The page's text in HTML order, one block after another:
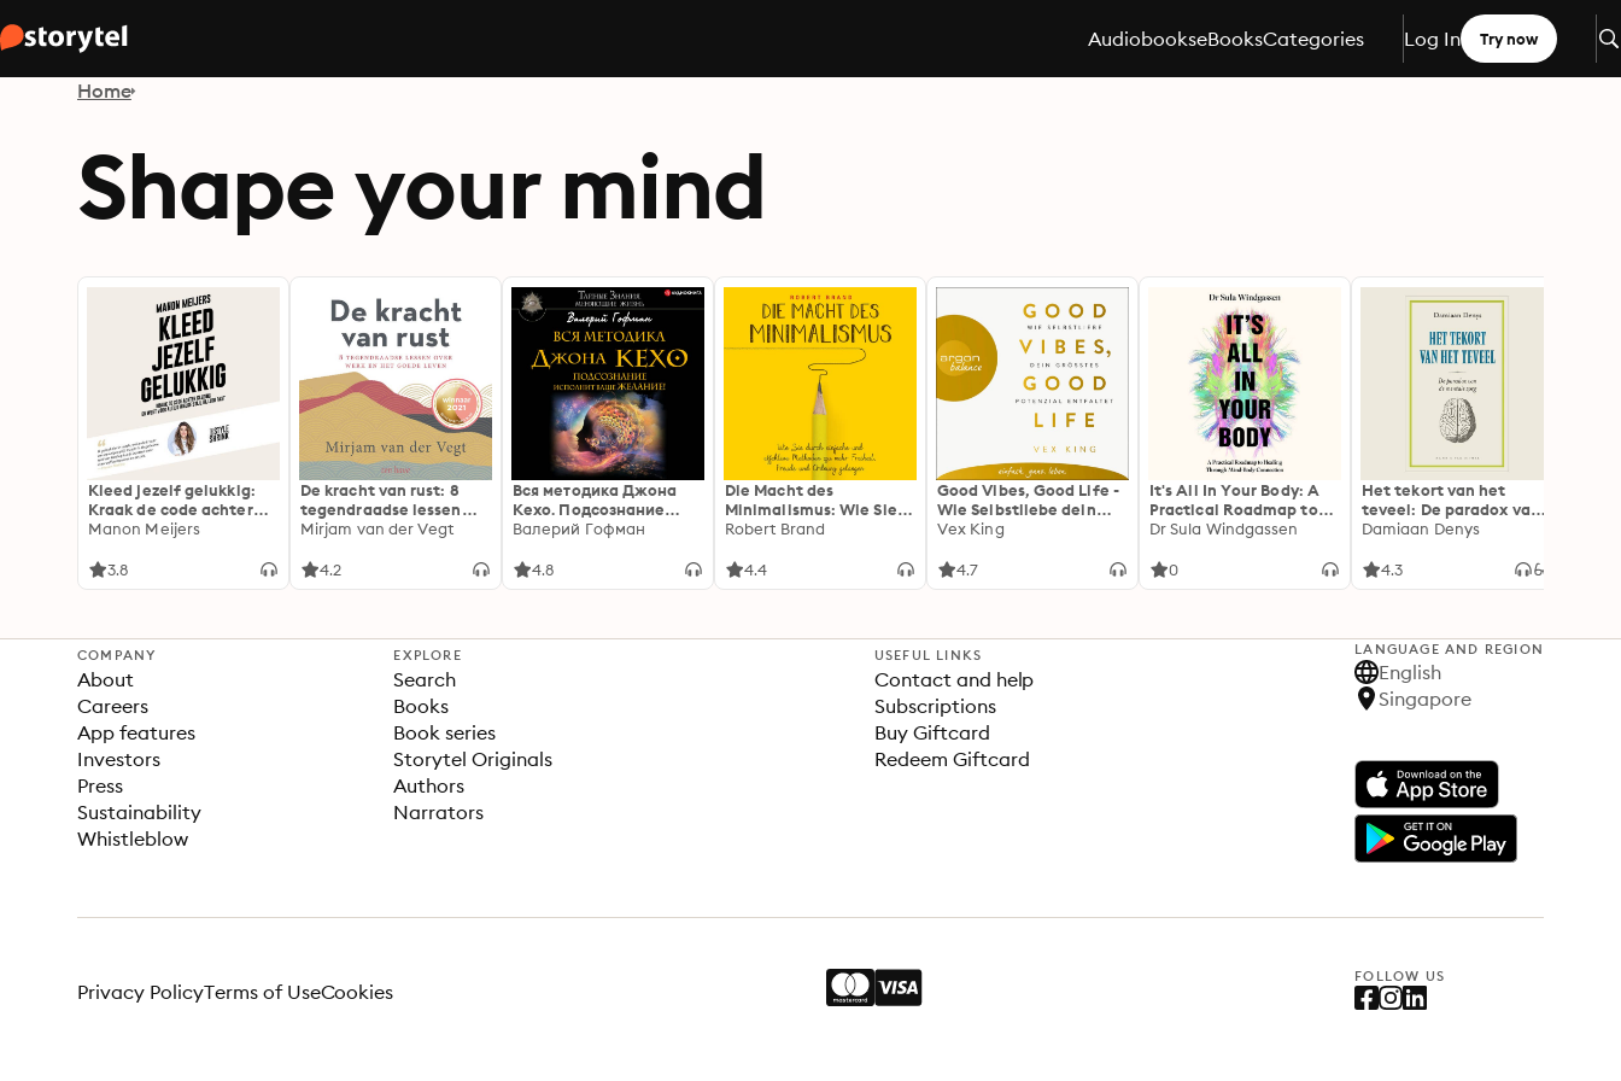
AudiobookseBooksCategories Log In Try now
Home
Shape your mind
Kleed jezelf gelukkig:
Kraak de code achter
kleding en weet voor
past
Manon Meijers
3.8
De kracht van rust: 8
tegendraadse lessen
over werk en het goede
Mirjam van der Vegt
4.2
Вся методика Джона
Кехо. Подсознание
исполнит ваше
Валерий Гофман
4.8
Die Macht des
Minimalismus: Wie Sie
durch einfache und
mehr Freiheit, Freude
Robert Brand
4.4
Good Vibes, Good Life -
Wie Selbstliebe dein
größtes Potenzial
Lesung)
Vex King
4.7
It's All In Your Body: A
Practical Roadmap to
Healing Through Mind-
Dr Sula Windgassen
0
Het tekort van het
teveel: De paradox van
de mentale zorg
Damiaan Denys
4.3
COMPANY
About
Careers
App features
Investors
Press
Sustainability
Whistleblow
EXPLORE
Search
Books
Book series
Storytel Originals
Authors
Narrators
USEFUL LINKS
Contact and help
Subscriptions
Buy Giftcard
Redeem Giftcard
LANGUAGE AND REGION
English
Singapore
FOLLOW US
Privacy PolicyTerms of UseCookies